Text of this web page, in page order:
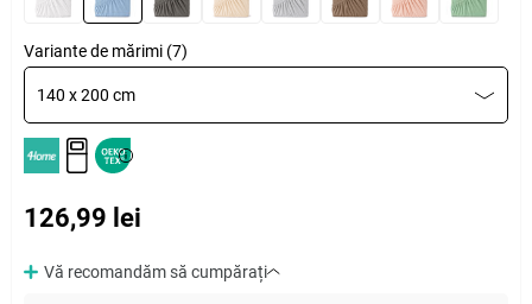
Variante de mărimi (7)
140 x 200 cm
126,99 lei
Vă recomandăm să cumpărați